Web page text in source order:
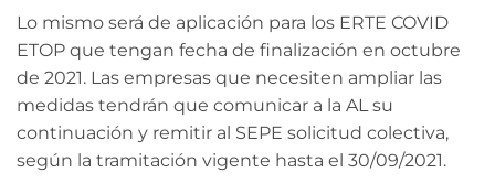
Lo mismo será de aplicación para los ERTE COVID
ETOP que tengan fecha de finalización en octubre
de 2021. Las empresas que necesiten ampliar las
medidas tendrán que comunicar a la AL su
continuación y remitir al SEPE solicitud colectiva,
según la tramitación vigente hasta el 30/09/2021.